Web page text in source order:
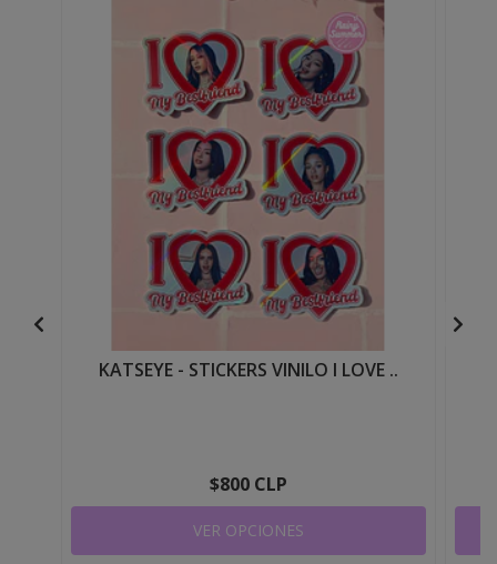
KATSEYE - STICKERS VINILO I LOVE ..
$800 CLP
VER OPCIONES